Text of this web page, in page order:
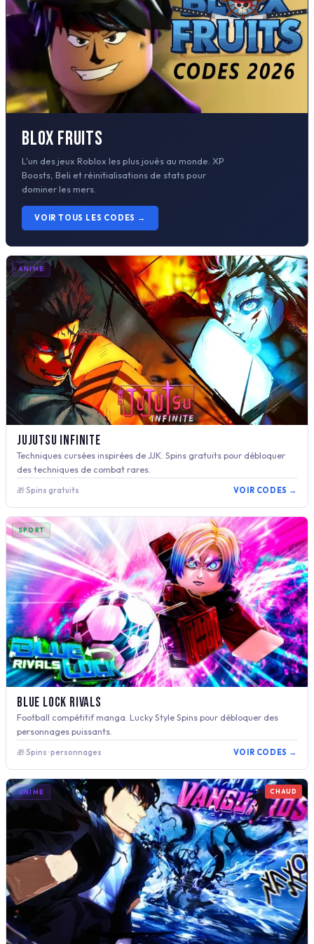
Blox Fruits
L'un des jeux Roblox les plus joués au monde. XP
Boosts, Beli et réinitialisations de stats pour
dominer les mers.
VOIR TOUS LES CODES →
ANIME
Jujutsu Infinite
Techniques cursées inspirées de JJK. Spins gratuits pour débloquer
des techniques de combat rares.
🎁 Spins gratuits VOIR CODES →
SPORT
Blue Lock Rivals
Football compétitif manga. Lucky Style Spins pour débloquer des
personnages puissants.
🎁 Spins · personnages VOIR CODES →
ANIME CHAUD